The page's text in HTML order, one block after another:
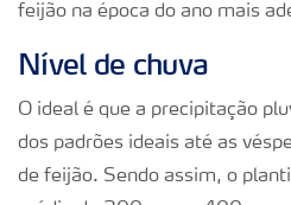
feijão na época do ano mais
Nível de chuva
O ideal é que a precipitação
dos padrões ideais até as
de feijão. Sendo assim, o